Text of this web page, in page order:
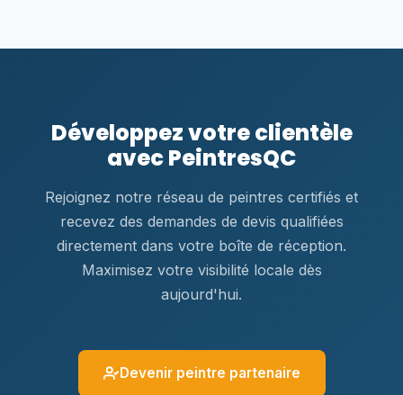
Développez votre clientèle
avec PeintresQC
Rejoignez notre réseau de peintres certifiés et
recevez des demandes de devis qualifiées
directement dans votre boîte de réception.
Maximisez votre visibilité locale dès
aujourd'hui.
Devenir peintre partenaire